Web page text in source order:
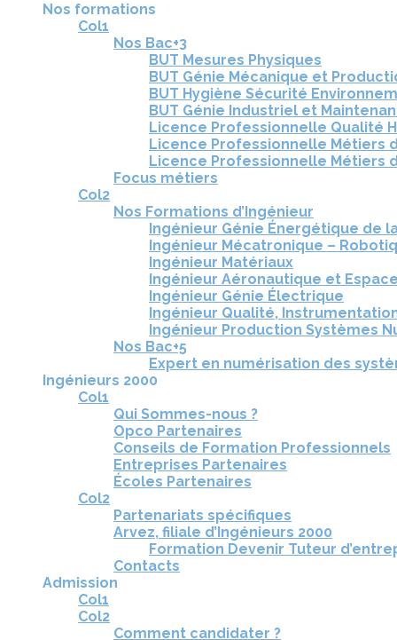
Nos formations
Col1
Nos Bac+3
BUT Mesures Physiques
BUT Génie Mécanique et
BUT Hygiène Sécurité
BUT Génie Industriel et
Licence Professionnelle Qualité
Licence Professionnelle Métiers
Licence Professionnelle Métiers
Focus métiers
Col2
Nos Formations d’Ingénieur
Ingénieur Génie Énergétique de
Ingénieur Mécatronique –
Ingénieur Matériaux
Ingénieur Aéronautique et Espace
Ingénieur Génie Électrique
Ingénieur Qualité,
Ingénieur Production Systèmes
Nos Bac+5
Expert en numérisation des
Ingénieurs 2000
Col1
Qui Sommes-nous ?
Opco Partenaires
Conseils de Formation Professionnels
Entreprises Partenaires
Écoles Partenaires
Col2
Partenariats spécifiques
Arvez, filiale d’Ingénieurs 2000
Formation Devenir Tuteur
Contacts
Admission
Col1
Col2
Comment candidater ?